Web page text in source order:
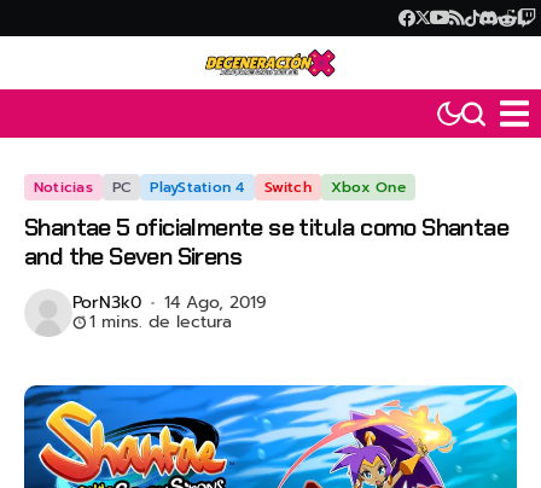
Noticias PC PlayStation 4 Switch Xbox One
Shantae 5 oficialmente se titula como Shantae
and the Seven Sirens
PorN3k0 14 Ago, 2019
1 mins. de lectura